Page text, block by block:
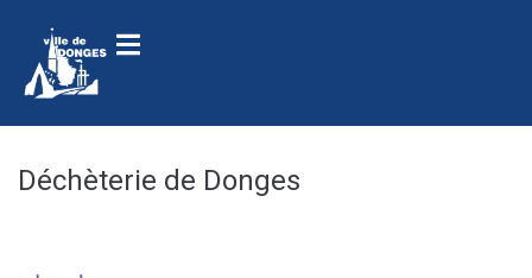
Déchèterie de Donges